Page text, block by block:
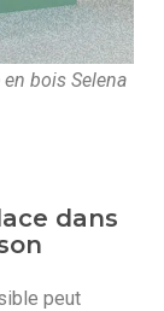
bois Selena
dans
peut